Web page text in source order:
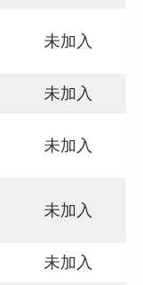
未加入
未加入
未加入
未加入
未加入